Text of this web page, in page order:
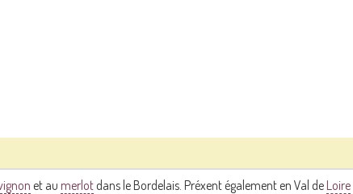
et au merlot dans le Bordelais. Préxent également en Val de Loire